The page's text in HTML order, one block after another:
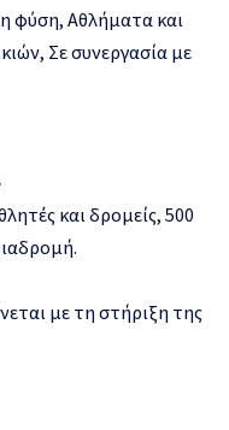
φύση, Αθλήματα και
Σε συνεργασία με
και δρομείς, 500
με τη στήριξη της